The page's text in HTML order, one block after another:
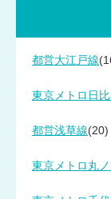
都営大江戸線
東京メトロ日
都営浅草線(20)
東京メトロ丸